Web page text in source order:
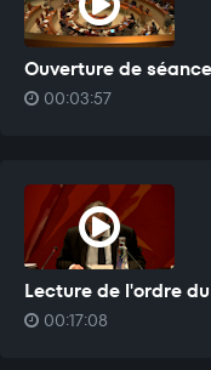
Ouverture de
00:03:57
Lecture de l'ordre
00:17:08